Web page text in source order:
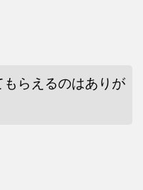
らえるのはありが